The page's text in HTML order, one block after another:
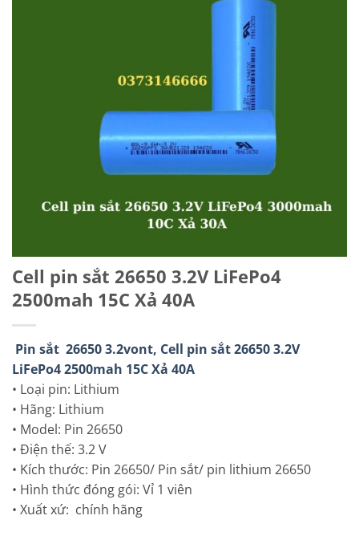
Cell pin sắt 26650 3.2V LiFePo4
2500mah 15C Xả 40A
Pin sắt 26650 3.2vont, Cell pin sắt 26650 3.2V
LiFePo4 2500mah 15C Xả 40A
• Loại pin: Lithium
• Hãng: Lithium
• Model: Pin 26650
• Điện thế: 3.2 V
• Kích thước: Pin 26650/ Pin sắt/ pin lithium 26650
• Hình thức đóng gói: Vỉ 1 viên
• Xuất xứ: chính hãng